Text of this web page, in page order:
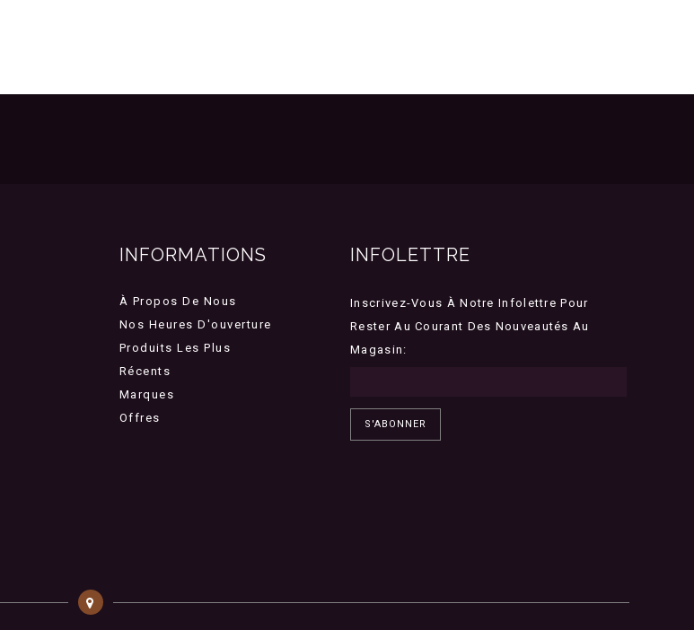
INFORMATIONS
À Propos De Nous
Nos Heures D'ouverture
Produits Les Plus
Récents
Marques
Offres
INFOLETTRE
Inscrivez-Vous À Notre Infolettre Pour
Rester Au Courant Des Nouveautés Au
Magasin:
S'ABONNER